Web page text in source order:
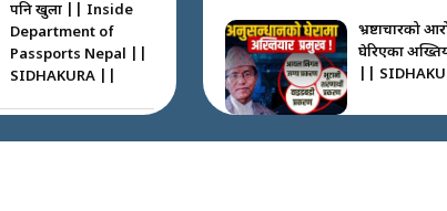
पनि खुला || Inside
Department of
Passports Nepal ||
SIDHAKURA ||
कहाँ हरायो ग्यास ? ||
भ्रष्टाचारको
घेरिएका
||